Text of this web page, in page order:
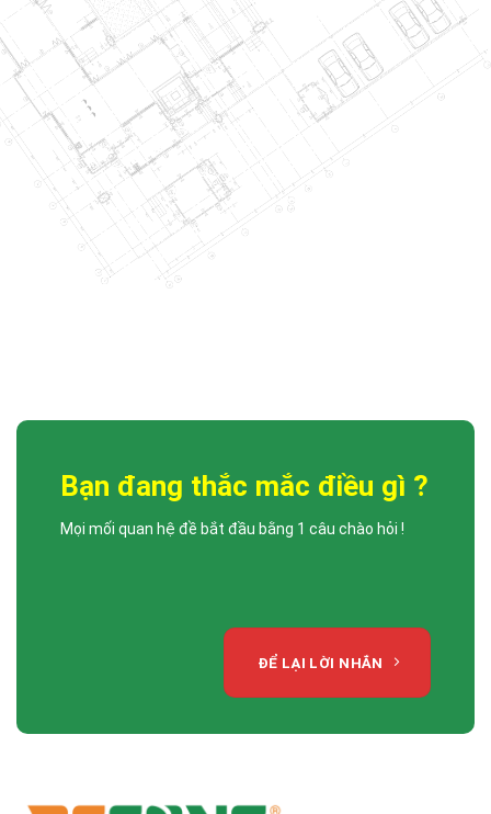
LỄ TRAO QUYẾT ĐỊNH VÀ BỔ NHIỆM PHÓ TỔNG GIÁM ĐỐC
Bạn đang thắc mắc điều gì ?
Mọi mối quan hệ đề bắt đầu bằng 1 câu chào hỏi !
ĐỂ LẠI LỜI NHẮN